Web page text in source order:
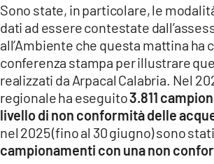
LACAPITALENEWS.IT
App
ANDROID
APPLE
Sono state, in particolare, le
dati ad essere contestate
all’Ambiente che questa mattina ha
conferenza stampa per illustrare
realizzati da Arpacal Calabria. Nel
regionale ha eseguito3.811
livello di non conformità delle acque
nel 2025 (fino al 30 giugno) sono
campionamenti con una non